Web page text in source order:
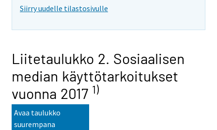
Siirry uudelle tilastosivulle
Liitetaulukko 2. Sosiaalisen
median käyttötarkoitukset
vuonna 2017 1)
Avaa taulukko
suurempana